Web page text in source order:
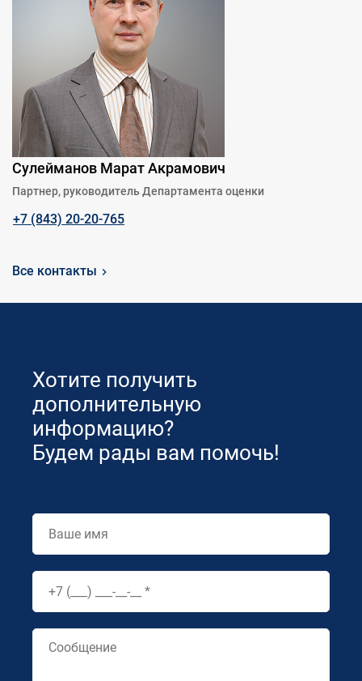
Сулейманов Марат Акрамович
Партнер, руководитель Департамента оценки
+7 (843) 20-20-765
Все контакты
Хотите получить
дополнительную
информацию?
Будем рады вам помочь!